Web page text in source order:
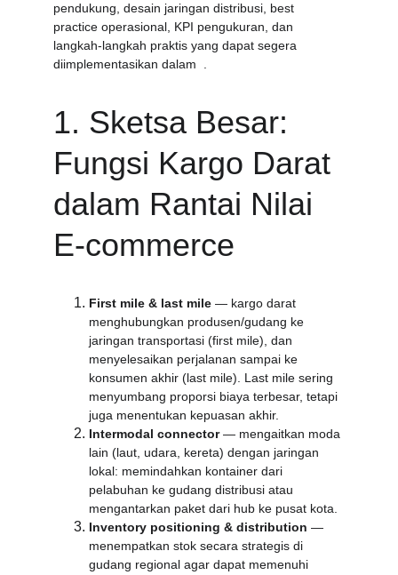
pendukung, desain jaringan distribusi, best
practice operasional, KPI pengukuran, dan
langkah-langkah praktis yang dapat segera
diimplementasikan dalam
1. Sketsa Besar:
Fungsi Kargo Darat
dalam Rantai Nilai
E-commerce
First mile & last mile — kargo darat
menghubungkan produsen/gudang ke
jaringan transportasi (first mile), dan
menyelesaikan perjalanan sampai ke
konsumen akhir (last mile). Last mile sering
menyumbang proporsi biaya terbesar, tetapi
juga menentukan kepuasan akhir.
Intermodal connector — mengaitkan moda
lain (laut, udara, kereta) dengan jaringan
lokal: memindahkan kontainer dari
pelabuhan ke gudang distribusi atau
mengantarkan paket dari hub ke pusat kota.
Inventory positioning & distribution —
menempatkan stok secara strategis di
gudang regional agar dapat memenuhi